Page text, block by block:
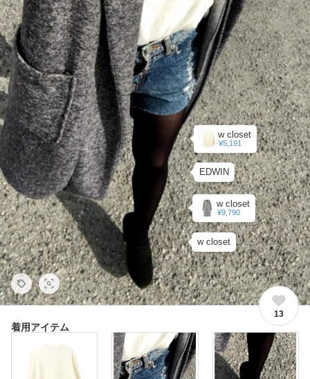
w closet
¥5,191
EDWIN
w closet
w closet
¥9,790
13
着用アイテム